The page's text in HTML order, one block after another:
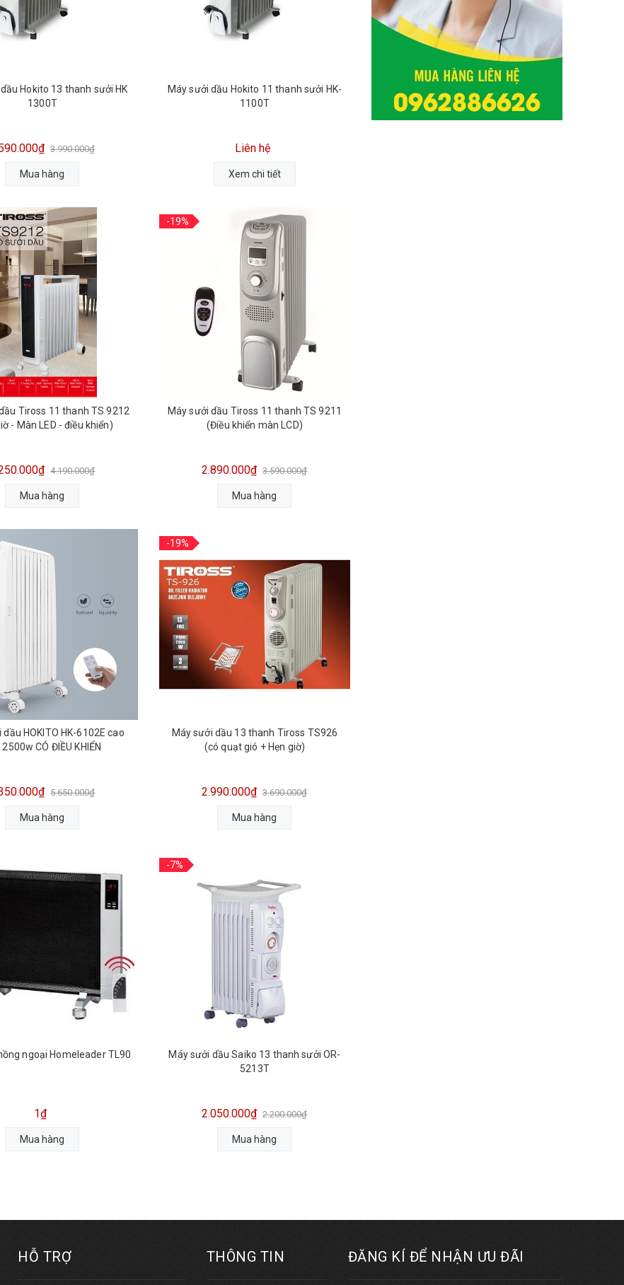
Hokito 13 thanh sưởi HK
1300T
3.990.000₫
Mua hàng
Máy sưởi dầu Hokito 11 thanh sưởi HK-
1100T
Liên hệ
Xem chi tiết
Tiross 11 thanh TS 9212
- Màn LED - điều khiển)
4.190.000₫
Mua hàng
-19%
Máy sưởi dầu Tiross 11 thanh TS 9211
(Điều khiển màn LCD)
2.890.000₫ 3.590.000₫
Mua hàng
dầu HOKITO HK-6102E cao
CÓ ĐIỀU KHIỂN
5.650.000₫
Mua hàng
-19%
Máy sưởi dầu 13 thanh Tiross TS926
(có quạt gió + Hẹn giờ)
2.990.000₫ 3.690.000₫
Mua hàng
ngoại Homeleader TL90
1₫
Mua hàng
-7%
Máy sưởi dầu Saiko 13 thanh sưởi OR-
5213T
2.050.000₫ 2.200.000₫
Mua hàng
HỖ TRỢ THÔNG TIN ĐĂNG KÍ ĐỂ NHẬN ƯU ĐÃI